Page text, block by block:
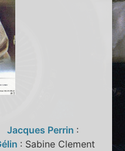
Jacques Perrin :
: Sabine Clement